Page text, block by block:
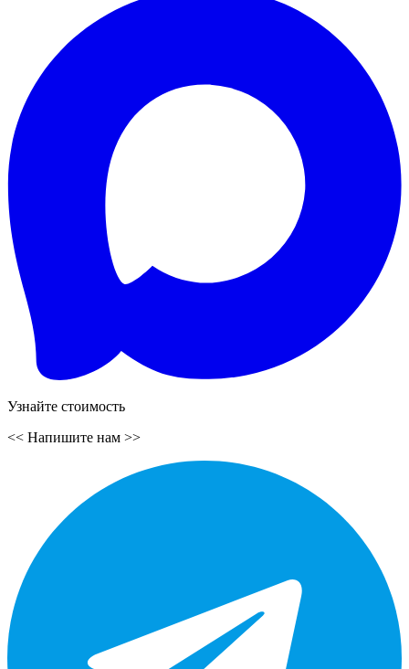
Узнайте стоимость
<< Напишите нам >>